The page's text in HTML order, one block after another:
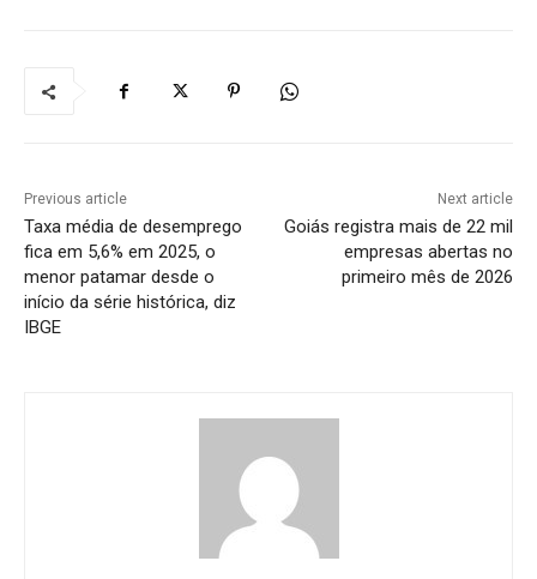
Previous article
Taxa média de desemprego
fica em 5,6% em 2025, o
menor patamar desde o
início da série histórica, diz
IBGE
Next article
Goiás registra mais de 22 mil
empresas abertas no
primeiro mês de 2026